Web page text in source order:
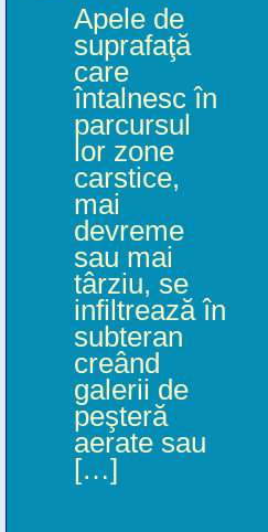
Apele de
suprafaţă
care
întalnesc în
parcursul
lor zone
carstice,
mai
devreme
sau mai
târziu, se
infiltrează în
subteran
creând
galerii de
peşteră
aerate sau
[…]